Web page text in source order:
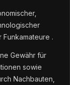
.
Gewähr für
sowie
Nachbauten,